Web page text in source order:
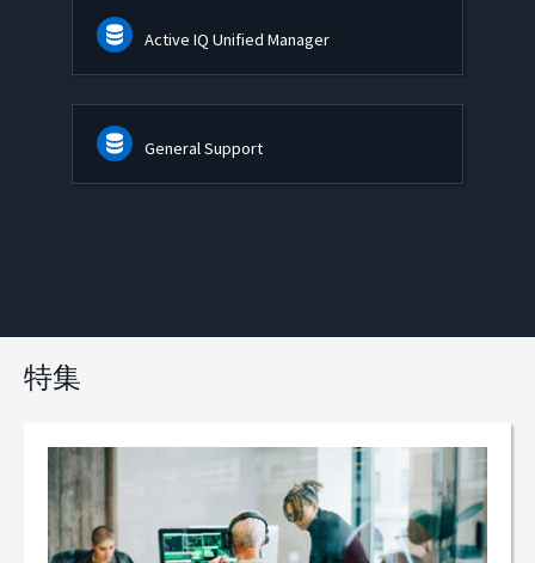
Active IQ Unified Manager
General Support
特集